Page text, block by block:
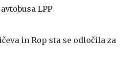
LPP
in Rop sta se odločila za